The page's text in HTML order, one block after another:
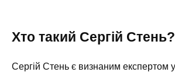
Хто такий Сергій Стень?
Сергій Стень є визнаним експертом у